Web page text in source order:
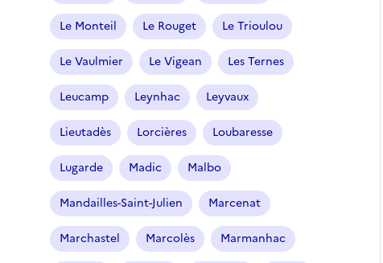
Le Monteil Le Rouget Le Trioulou
Le Vaulmier Le Vigean Les Ternes
Leucamp Leynhac Leyvaux
Lieutadès Lorcières Loubaresse
Lugarde Madic Malbo
Mandailles-Saint-Julien Marcenat
Marchastel Marcolès Marmanhac